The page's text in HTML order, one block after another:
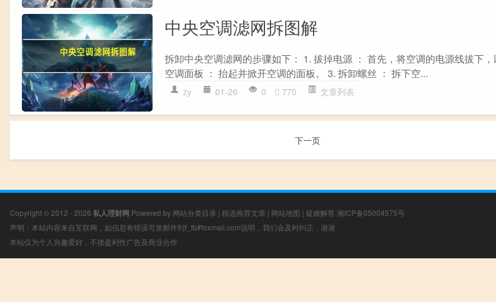
中央空调滤网拆图解
拆卸中央空调滤网的步骤如下： 1. 拔掉电源 ： 首先，将空调的电源线拔下
空调面板 ： 抬起并掀开空调的面板。 3. 拆卸螺丝 ： 拆下空...
zy 01-26 0 770 文章列表
下一页
Copyright © 2012 - 2026 私人理财网 Powered by 网站分类目录 | 精选推荐文章 | 网站地图 | 疑难解答 湘ICP备05004575号
声明：本站内容来自互联网，如信息有错误可发邮件到f_fb#foxmail.com说明，我们会及时纠正，谢谢
本站仅为个人兴趣爱好，不接盈利性广告及商业合作